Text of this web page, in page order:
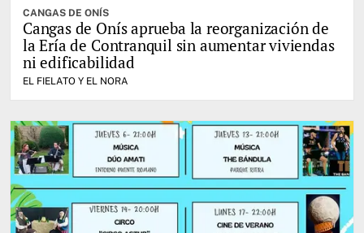
CANGAS DE ONÍS
Cangas de Onís aprueba la reorganización de
la Ería de Contranquil sin aumentar viviendas
ni edificabilidad
EL FIELATO Y EL NORA